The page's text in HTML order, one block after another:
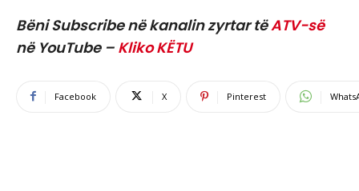
Bëni Subscribe në kanalin zyrtar tëATV-së
në YouTube – Kliko KËTU
Facebook X Pinterest